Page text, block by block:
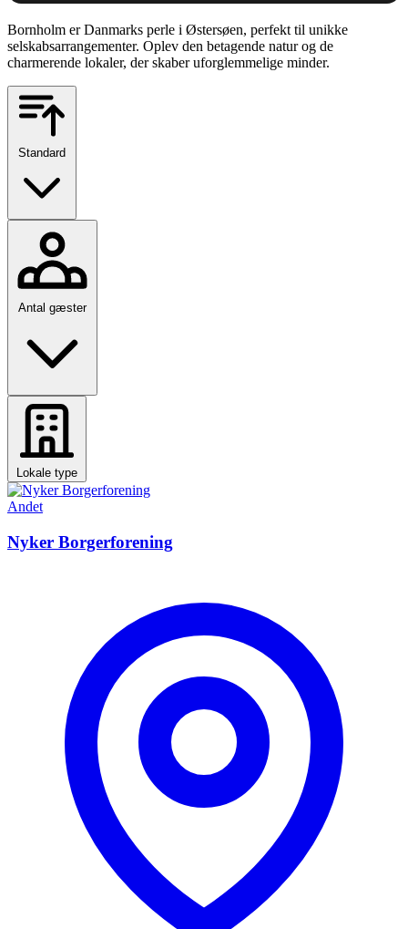
Bornholm er Danmarks perle i Østersøen, perfekt til unikke
selskabsarrangementer. Oplev den betagende natur og de
charmerende lokaler, der skaber uforglemmelige minder.
Standard
Antal gæster
Lokale type
Andet
Nyker Borgerforening